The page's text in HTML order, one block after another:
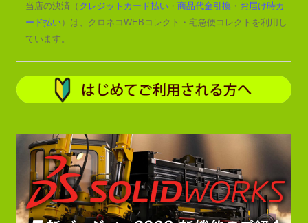
当店の決済（ クレジットカード払い ・ 商品代金引換 ・ お届け時カ
ード払い）は、クロネコWEBコレクト・宅急便コレクトを利用し
ています。